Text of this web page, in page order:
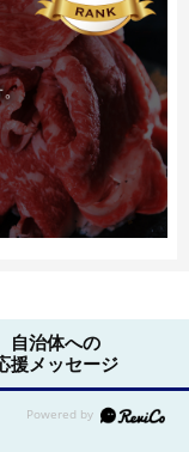
自治体への
援メッセージ